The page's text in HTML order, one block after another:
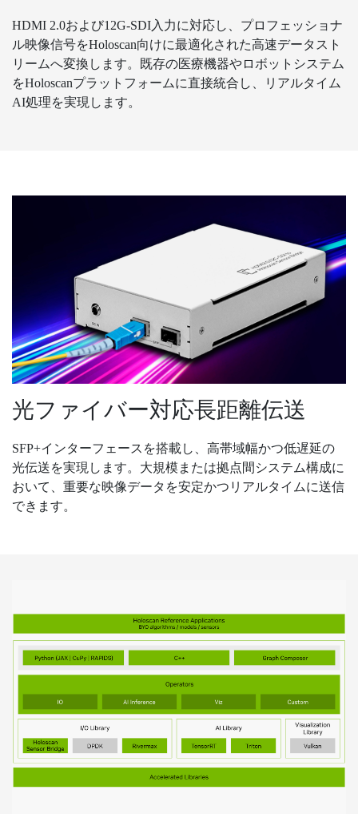
HDMI 2.0および12G-SDI入力に対応し、プロフェッショナ
ル映像信号をHoloscan向けに最適化された高速データスト
リームへ変換します。既存の医療機器やロボットシステム
をHoloscanプラットフォームに直接統合し、リアルタイム
AI処理を実現します。
光ファイバー対応長距離伝送
SFP+インターフェースを搭載し、高帯域幅かつ低遅延の
光伝送を実現します。大規模または拠点間システム構成に
おいて、重要な映像データを安定かつリアルタイムに送信
できます。